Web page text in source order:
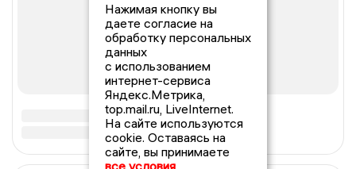
Нажимая кнопку вы
даете согласие на
обработку персональных
данных
с использованием
интернет-сервиса
Яндекс.Метрика,
top.mail.ru, LiveInternet.
На сайте используются
cookie. Оставаясь на
сайте, вы принимаете
все условия